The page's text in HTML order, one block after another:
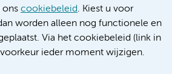
ons cookiebeleid. Kiest u voor
worden alleen nog functionele en
Via het cookiebeleid (link in
ieder moment wijzigen.